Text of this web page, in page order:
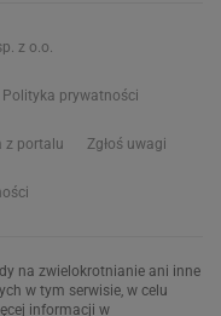
z o.o.
Polityka prywatności
z portalu Zgłoś uwagi
na zwielokrotnianie ani inne
w tym serwisie, w celu
informacji w